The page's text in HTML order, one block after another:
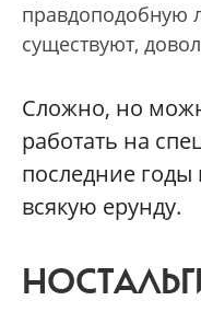
правдоподобную
существуют,
Сложно, но
работать на
последние
всякую ерунду.